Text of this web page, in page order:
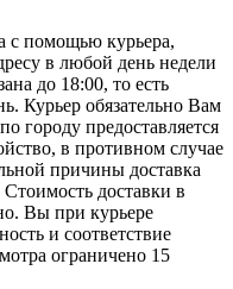
с помощью курьера,
в любой день недели
до 18:00, то есть
Курьер обязательно Вам
городу предоставляется
в противном случае
причины доставка
Стоимость доставки в
Вы при курьере
и соответствие
ограничено 15